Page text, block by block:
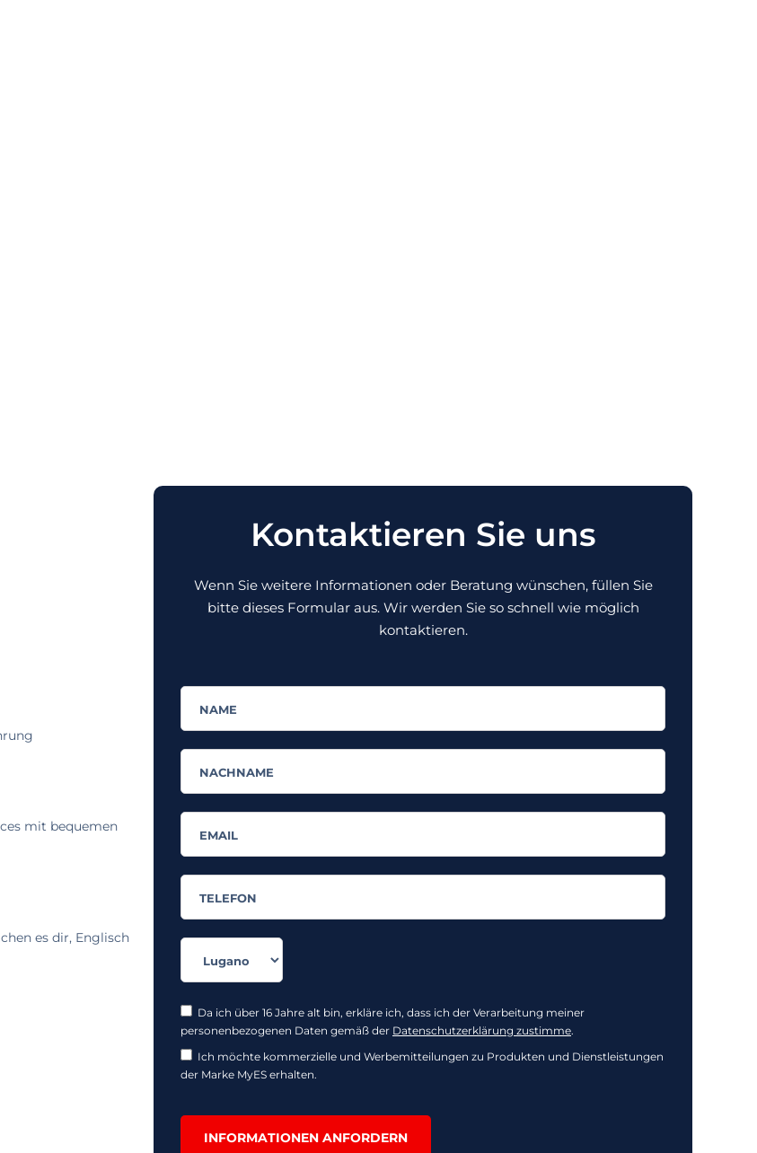
mit bequemen
es dir, Englisch
Kontaktieren Sie uns
Wenn Sie weitere Informationen oder Beratung wünschen, füllen Sie
bitte dieses Formular aus. Wir werden Sie so schnell wie möglich
kontaktieren.
Da ich über 16 Jahre alt bin, erkläre ich, dass ich der Verarbeitung meiner
personenbezogenen Daten gemäß der Datenschutzerklärung zustimme.
Ich möchte kommerzielle und Werbemitteilungen zu Produkten und Dienstleistungen
der Marke MyES erhalten.
INFORMATIONEN ANFORDERN